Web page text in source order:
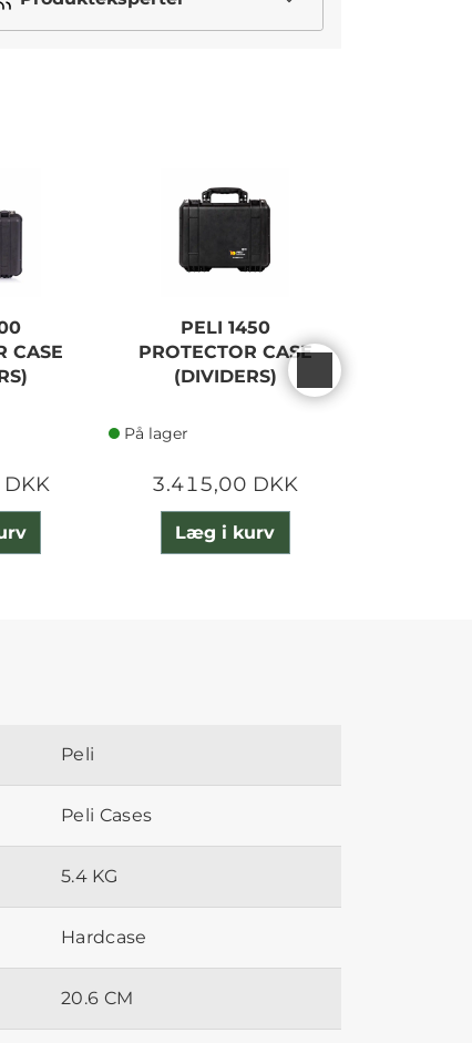
CASE
PELI 1450
PROTECTOR CASE
(DIVIDERS)
På lager
3.415,00 DKK
Læg i kurv
Peli
Peli Cases
5.4 KG
Hardcase
20.6 CM